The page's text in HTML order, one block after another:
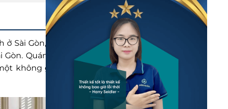
Sài Gòn, với không gian xa hoa
Quán cafe này nổi tiếng với
không gian quyến rũ và đẳng